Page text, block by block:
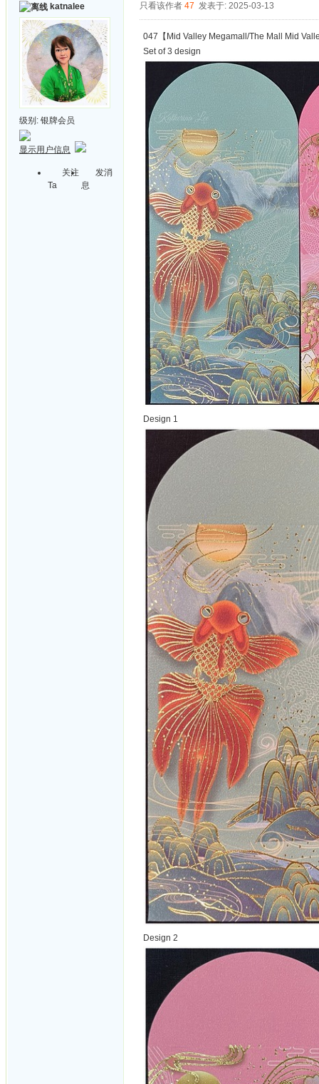
katnalee
级别: 银牌会员
显示用户信息
关注
Ta
发消
息
只看该作者 47 发表于: 2025-03-13
047【Mid Valley Megamall/The Mall Mid
Set of 3 design
Design 1
Design 2